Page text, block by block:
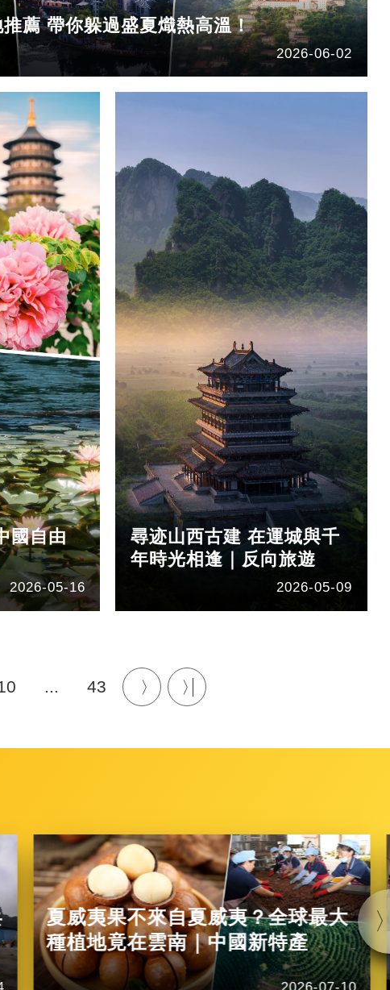
薦 帶你躲過盛夏熾熱高溫！
2026-06-02
國自由
2026-05-16
尋迹山西古建 在運城與千
年時光相逢｜反向旅遊
2026-05-09
... 43
夏威夷果不來自夏威夷？全球最大
種植地竟在雲南｜中國新特產